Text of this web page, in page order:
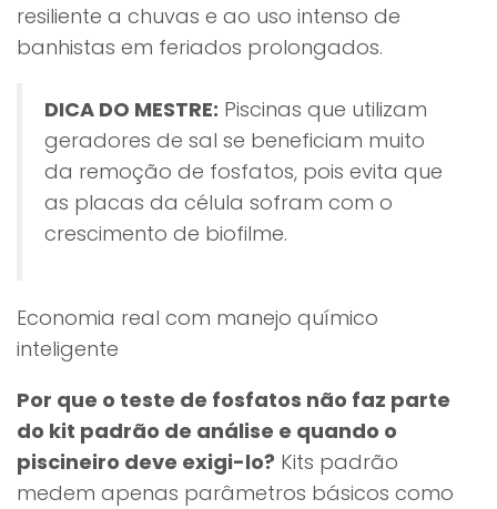
resiliente a chuvas e ao uso intenso de
banhistas em feriados prolongados.
DICA DO MESTRE: Piscinas que utilizam
geradores de sal se beneficiam muito
da remoção de fosfatos, pois evita que
as placas da célula sofram com o
crescimento de biofilme.
Economia real com manejo químico
inteligente
Por que o teste de fosfatos não faz parte
do kit padrão de análise e quando o
piscineiro deve exigi-lo? Kits padrão
medem apenas parâmetros básicos como